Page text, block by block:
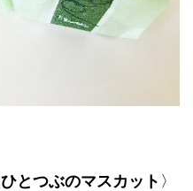
ひとつぶのマスカット 〉